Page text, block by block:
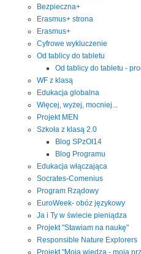
Bezpieczna+
Erasmus+ strona
Erasmus+
Cyfrowe wykluczenie
Od tablicy do tabletu
Od tablicy do tabletu -
WF z klasą
Edukacja globalna
Więcej, wyżej, mocniej...
Projekt MEN
Szkoła z klasą 2.0
Blog SPzOI14
Blog Programu
Edukacja włączająca
Socrates-Comenius
Program Rządowy
EuroWeek- obóz językowy
Ja i Ty w świecie pieniądza
Projekt "Stawiam na naukę"
Responsible Nature Explorers
Projekt "Moja wiedza - moja